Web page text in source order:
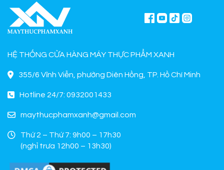
HỆ THỐNG CỬA HÀNG MÁY THỰC PHẨM XANH
355/6 Vĩnh Viễn, phường Diên Hồng, TP. Hồ Chí Minh
Hotline 24/7: 0932001433
maythucphamxanh@gmail.com
Thứ 2 – Thứ 7: 9h00 – 17h30
(nghỉ trưa 12h00 – 13h30)